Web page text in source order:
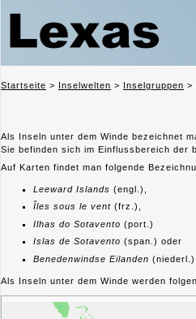
Startseite > Inselwelten > Inselgruppen >
Als Inseln unter dem Winde bezeichnet
Sie befinden sich im Einflussbereich der
Auf Karten findet man folgende
Leeward Islands (engl.),
Îles sous le vent (frz.),
Ilhas do Sotavento (port.)
Islas de Sotavento (span.) oder
Benedenwindse Eilanden (niederl.)
Als Inseln unter dem Winde werden